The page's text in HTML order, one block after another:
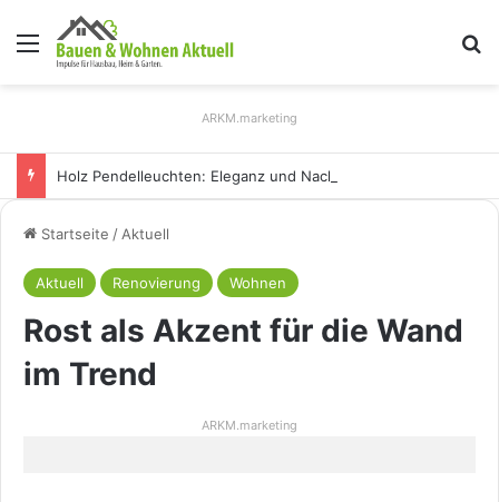
Menü
ARKM.marketing
Startseite / Aktuell
Aktuell Renovierung Wohnen
Rost als Akzent für die Wand
im Trend
ARKM.marketing